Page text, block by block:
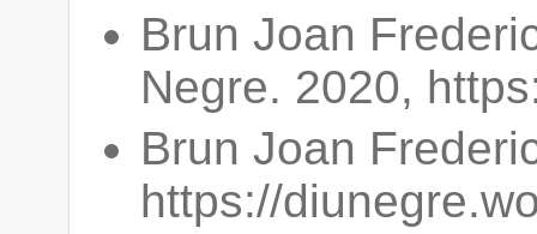
Brun Joan
Negre. 2020,
Brun Joan
https://